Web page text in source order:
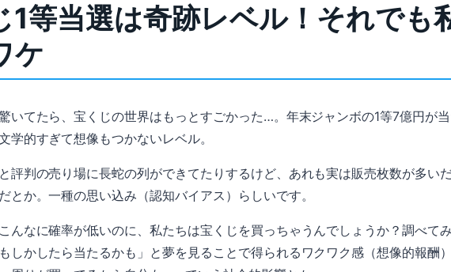
1等当選は奇跡レベル！それでも
ケ
いてたら、宝くじの世界はもっとすごかった…。年末ジャンボの1等7億円が
学的すぎて想像もつかないレベル。
評判の売り場に長蛇の列ができてたりするけど、あれも実は販売枚数が多い
とか。一種の思い込み（認知バイアス）らしいです。
んなに確率が低いのに、私たちは宝くじを買っちゃうんでしょうか？調べて
しかしたら当たるかも」と夢を見ることで得られるワクワク感（想像的報酬